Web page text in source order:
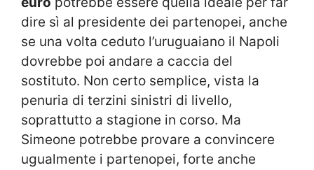
dire sì al presidente dei partenopei, anche
se una volta ceduto l’uruguaiano il Napoli
dovrebbe poi andare a caccia del
sostituto. Non certo semplice, vista la
penuria di terzini sinistri di livello,
soprattutto a stagione in corso. Ma
Simeone potrebbe provare a convincere
ugualmente i partenopei, forte anche